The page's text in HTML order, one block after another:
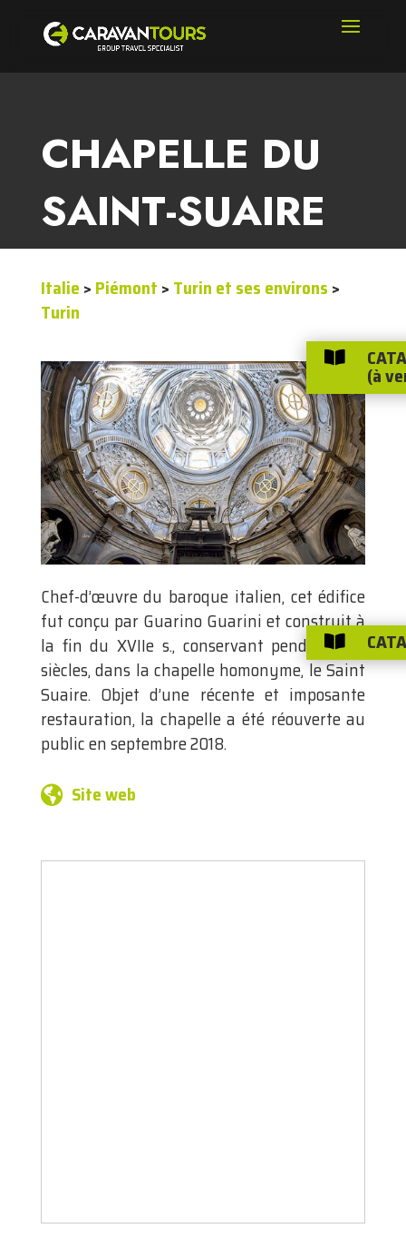
CHAPELLE DU
SAINT-SUAIRE
Italie > Piémont > Turin et ses environs >
Turin
Chef-d’œuvre du baroque italien, cet édifice
fut conçu par Guarino Guarini et construit à
la fin du XVIIe s., conservant pendant des
siècles, dans la chapelle homonyme, le Saint
Suaire. Objet d’une récente et imposante
restauration, la chapelle a été réouverte au
public en septembre 2018.
Site web

(à
